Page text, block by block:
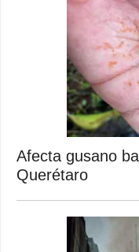
Afecta gusano
Querétaro